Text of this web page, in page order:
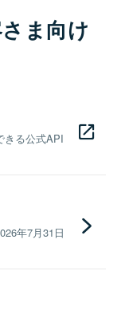
ま向け
きる公式API
年7月31日